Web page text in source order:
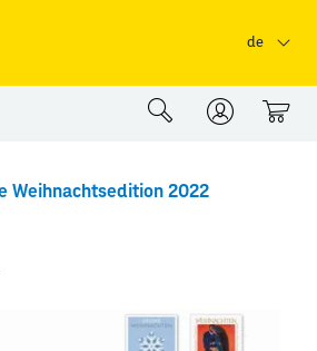
de
0
Weihnachtsedition 2022